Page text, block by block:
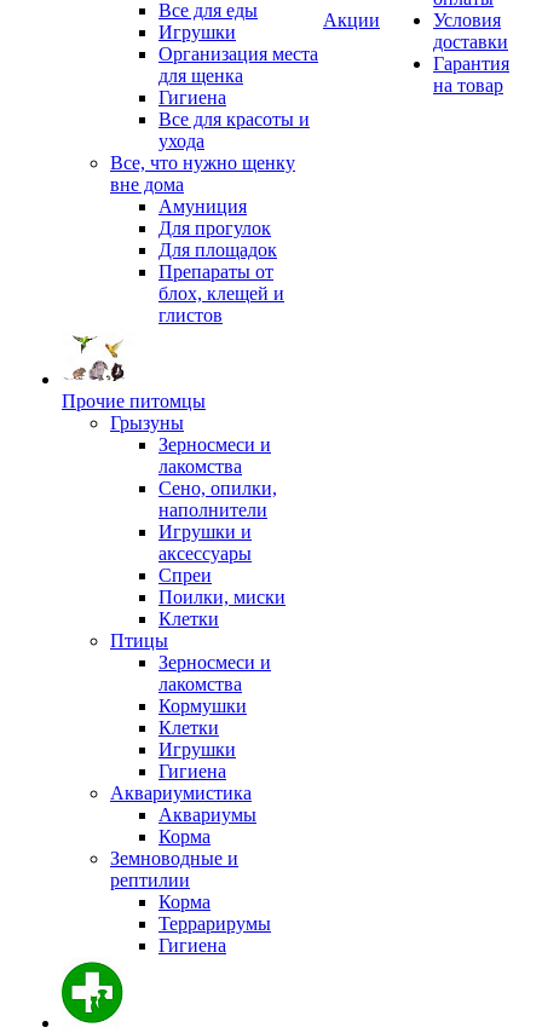
Все для еды
Игрушки
Организация места
для щенка
Гигиена
Все для красоты и
ухода
Все, что нужно щенку
вне дома
Амуниция
Для прогулок
Для площадок
Препараты от
блох, клещей и
глистов
Прочие питомцы
Грызуны
Зерносмеси и
лакомства
Сено, опилки,
наполнители
Игрушки и
аксессуары
Спреи
Поилки, миски
Клетки
Птицы
Зерносмеси и
лакомства
Кормушки
Клетки
Игрушки
Гигиена
Аквариумистика
Аквариумы
Корма
Земноводные и
рептилии
Корма
Террарирумы
Гигиена
Акции
Условия
доставки
Гарантия
на товар